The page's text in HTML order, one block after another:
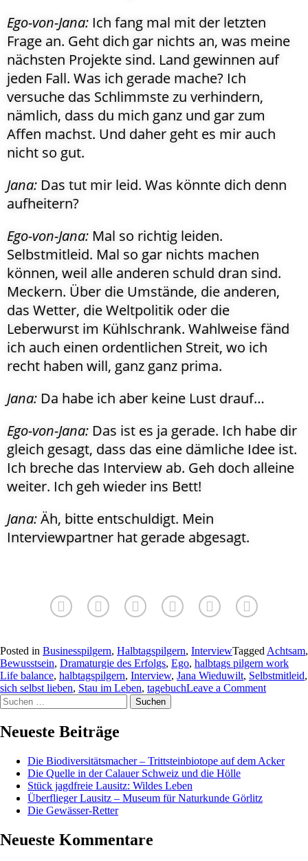
Ego-von-Jana: Ich fang mal mit der letzten
Frage an. Geht dich gar nichts an, was meine
nächsten Projekte sind. Land gewinnen auf
jeden Fall. Was ich gerade mache? Ich
versuche das Schlimmste zu verhindern,
nämlich, dass du mich ganz und gar zum
Affen machst. Und daher geht es mir auch
nicht so gut.
Jana: Das tut mir leid. Was könnte dich denn
aufheitern?
Ego-von-Jana: Mal so richtig leiden.
Selbstmitleid. Mal so gar nichts machen
können, weil alle anderen schuld dran sind.
Meckern. Über die Umstände, die anderen,
das Wetter, die Weltpolitik oder die
Leberwurst im Kühlschrank. Wahlweise fänd
ich auch einen ordentlichen Streit, wo ich
recht haben will, ganz ganz prima.
Jana: Da habe ich aber keine Lust drauf…
Ego-von-Jana: Das ist es ja gerade. Ich habe dir
gleich gesagt, dass das eine dämliche Idee ist.
Ich breche das Interview ab. Geh doch alleine
weiter. Ich geh wieder ins Bett!
Jana:Äh, bitte entschuldigt. Mein
Interviewpartner hat gerade abgesagt.
Posted in Businesspilgern, Halbtagspilgern, InterviewTagged Achtsam,
Bewusstsein, Dramaturgie des Erfolgs, Ego, halbtags pilgern work
Life balance, halbtagspilgern, Interview, Jana Wieduwilt, Selbstmitleid,
sich selbst lieben, Stau im Leben, tagebuchLeave a Comment
Neueste Beiträge
Die Biodiversitätsmacher – Trittsteinbiotope auf dem Acker
Die Quelle in der Calauer Schweiz und die Hölle
Stück jagdfreie Lausitz: Wildes Leben
Überflieger Lausitz – Museum für Naturkunde Görlitz
Die Gewässer-Retter
Neueste Kommentare